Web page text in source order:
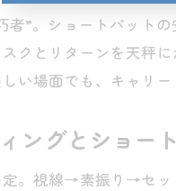
”。ショートパット
クとリターンを天秤
い場面でも、キャリ
ングとショー
。視線→素振り→セッ